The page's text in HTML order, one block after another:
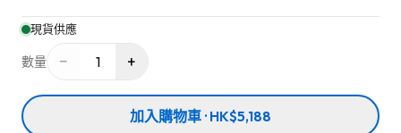
現貨供應
數量 − 1 +
加入購物車 · HK$5,188